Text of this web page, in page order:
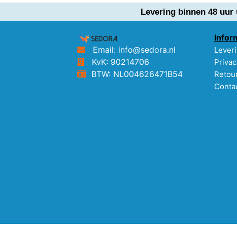
Levering binnen 48
Email: info@sedora.nl
KvK: 90214706
BTW: NL004626471B54